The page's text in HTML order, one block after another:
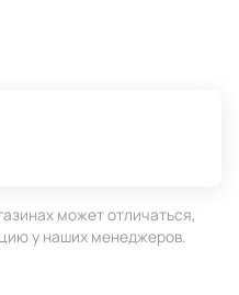
может отличаться,
у наших менеджеров.